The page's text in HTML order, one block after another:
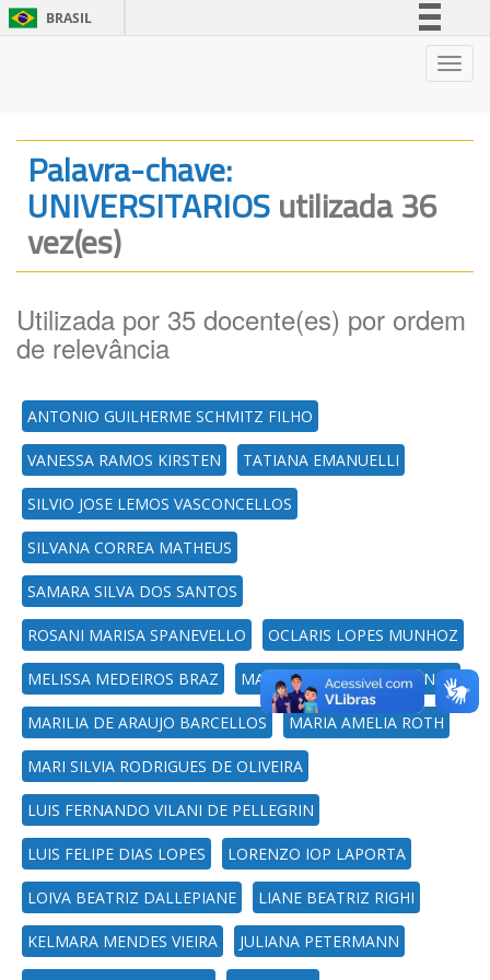
BRASIL
Canais
Palavra-chave:
UNIVERSITARIOSutilizada 36
vez(es)
Utilizada por 35 docente(es) por ordem
de relevância
ANTONIO GUILHERME SCHMITZ FILHO
VANESSA RAMOS KIRSTEN TATIANA EMANUELLI
SILVIO JOSE LEMOS VASCONCELLOS
SILVANA CORREA MATHEUS
SAMARA SILVA DOS SANTOS
ROSANI MARISA SPANEVELLO OCLARIS LOPES MUNHOZ
MELISSA MEDEIROS BRAZ MAURI SCHWANCK BEHENCK
MARILIA DE ARAUJO BARCELLOS MARIA AMELIA ROTH
MARI SILVIA RODRIGUES DE OLIVEIRA
LUIS FERNANDO VILANI DE PELLEGRIN
LUIS FELIPE DIAS LOPES LORENZO IOP LAPORTA
LOIVA BEATRIZ DALLEPIANE LIANE BEATRIZ RIGHI
KELMARA MENDES VIEIRA JULIANA PETERMANN